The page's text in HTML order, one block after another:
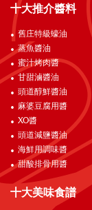
十大推介醬料
舊庄特級蠔油
蒸魚醬油
蜜汁烤肉醬
甘甜滷醬油
頭道醇鮮醬油
麻婆豆腐用醬
XO醬
頭道減鹽醬油
海鮮用調味醬
甜酸排骨用醬
十大美味食譜